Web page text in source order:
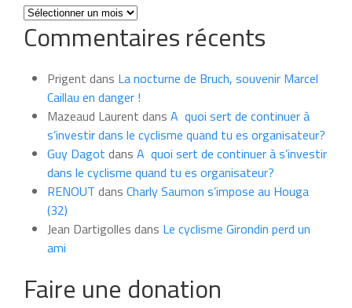
Toutes
les
news
mois
Commentaires récents
Prigent dans La nocturne de Bruch, souvenir Marcel
Caillau en danger !
Mazeaud Laurent dans A quoi sert de continuer à
s’investir dans le cyclisme quand tu es organisateur?
Guy Dagot dans A quoi sert de continuer à s’investir
dans le cyclisme quand tu es organisateur?
RENOUT dans Charly Saumon s’impose au Houga
(32)
Jean Dartigolles dans Le cyclisme Girondin perd un
ami
Faire une donation